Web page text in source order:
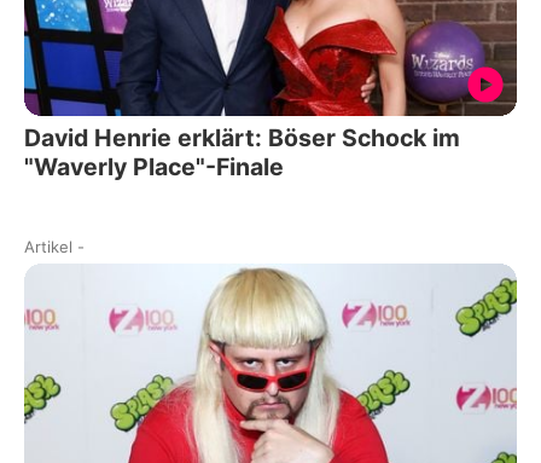
David Henrie erklärt: Böser Schock im
"Waverly Place"-Finale
Artikel -